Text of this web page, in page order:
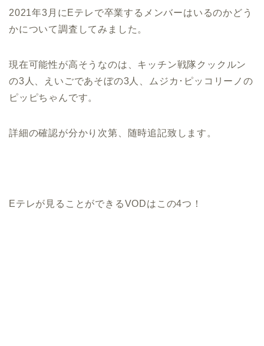
2021年3月にEテレで卒業するメンバーはいるのかどう
かについて調査してみました。
現在可能性が高そうなのは、キッチン戦隊クックルン
の3人、えいごであそぼの3人、ムジカ･ピッコリーノの
ピッピちゃんです。
詳細の確認が分かり次第、随時追記致します。
Eテレが見ることができるVODはこの4つ！